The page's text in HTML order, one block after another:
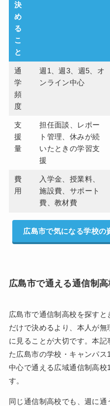
決
め
る
こ
と
通
学
頻
度
週1、週3、週5、オ
ンライン中心
支
援
量
担任面談、レポー
ト管理、休みが続
いたときの学習支
援
費
用
入学金、授業料、
施設費、サポート
費、教材費
広島市で気になる学校の
広島市で通える通信制
広島市で通信制高校を探す
だけで決めるより、本人が
に見ることが大切です。本
た広島市の学校・キャンパ
中心で通える広域通信制高校
す。
同じ通信制高校でも、週に